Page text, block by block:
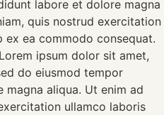
labore et dolore magna
quis nostrud exercitation
ea commodo consequat.
ipsum dolor sit amet,
do eiusmod tempor
aliqua. Ut enim ad
ullamco laboris